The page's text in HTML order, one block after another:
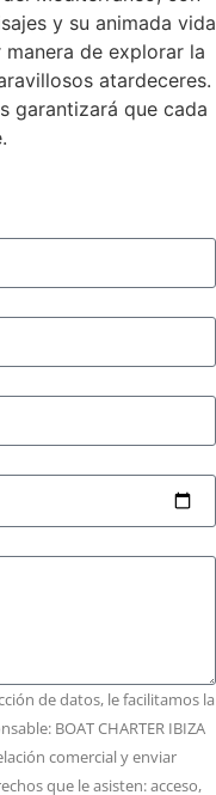
y su animada vida
de explorar la
atardeceres.
garantizará que cada
de datos, le facilitamos la
BOAT CHARTER IBIZA
comercial y enviar
que le asisten: acceso,